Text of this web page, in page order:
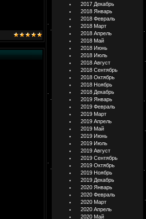
2017 Декабрь
2018 Январь
2018 Февраль
2018 Март
2018 Апрель
2018 Май
2018 Июнь
2018 Июль
2018 Август
2018 Сентябрь
2018 Октябрь
2018 Ноябрь
2018 Декабрь
2019 Январь
2019 Февраль
2019 Март
2019 Апрель
2019 Май
2019 Июнь
2019 Июль
2019 Август
2019 Сентябрь
2019 Октябрь
2019 Ноябрь
2019 Декабрь
2020 Январь
2020 Февраль
2020 Март
2020 Апрель
2020 Май